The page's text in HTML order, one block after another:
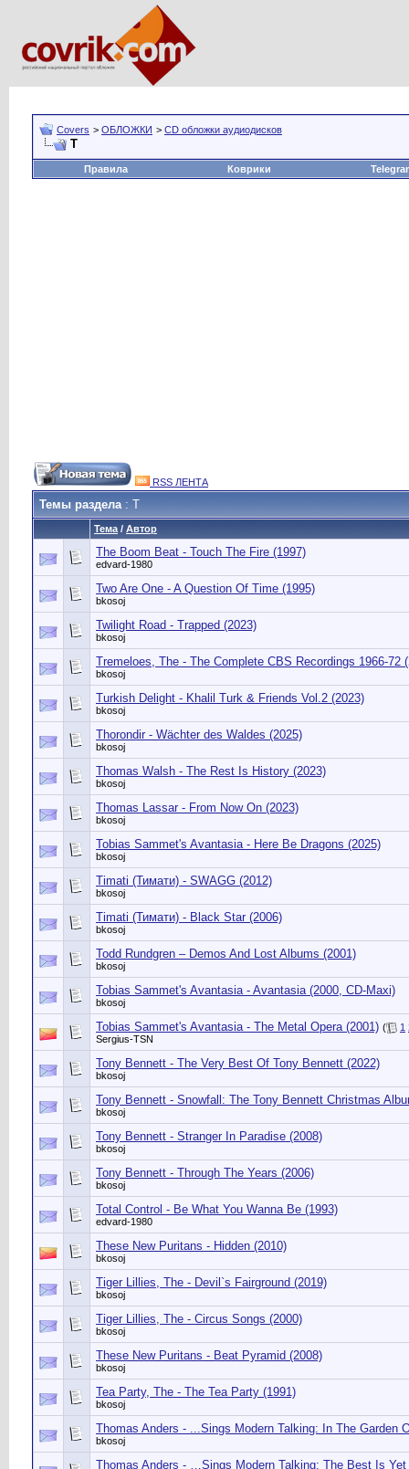
Covers > ОБЛОЖКИ > CD обложки аудиодисков
T
Правила Коврики
RSS ЛЕНТА
Темы раздела: T
Тема / Автор
The Boom Beat - Touch The Fire (1997)
edvard-1980
Two Are One - A Question Of Time (1995)
bkosoj
Twilight Road - Trapped (2023)
bkosoj
Tremeloes, The - The Complete CBS Recordings 1966-72
bkosoj
Turkish Delight - Khalil Turk & Friends Vol.2 (2023)
bkosoj
Thorondir - Wächter des Waldes (2025)
bkosoj
Thomas Walsh - The Rest Is History (2023)
bkosoj
Thomas Lassar - From Now On (2023)
bkosoj
Tobias Sammet's Avantasia - Here Be Dragons (2025)
bkosoj
Timati (Тимати) - SWAGG (2012)
bkosoj
Timati (Тимати) - Black Star (2006)
bkosoj
Todd Rundgren – Demos And Lost Albums (2001)
bkosoj
Tobias Sammet's Avantasia - Avantasia (2000, CD-Maxi)
bkosoj
Tobias Sammet's Avantasia - The Metal Opera (2001) ( 1
Sergius-TSN
Tony Bennett - The Very Best Of Tony Bennett (2022)
bkosoj
Tony Bennett - Snowfall: The Tony Bennett Christmas
bkosoj
Tony Bennett - Stranger In Paradise (2008)
bkosoj
Tony Bennett - Through The Years (2006)
bkosoj
Total Control - Be What You Wanna Be (1993)
edvard-1980
These New Puritans - Hidden (2010)
bkosoj
Tiger Lillies, The - Devil`s Fairground (2019)
bkosoj
Tiger Lillies, The - Circus Songs (2000)
bkosoj
These New Puritans - Beat Pyramid (2008)
bkosoj
Tea Party, The - The Tea Party (1991)
bkosoj
Thomas Anders - ...Sings Modern Talking: In The Garden
bkosoj
Thomas Anders - …Sings Modern Talking: The Best Is Yet